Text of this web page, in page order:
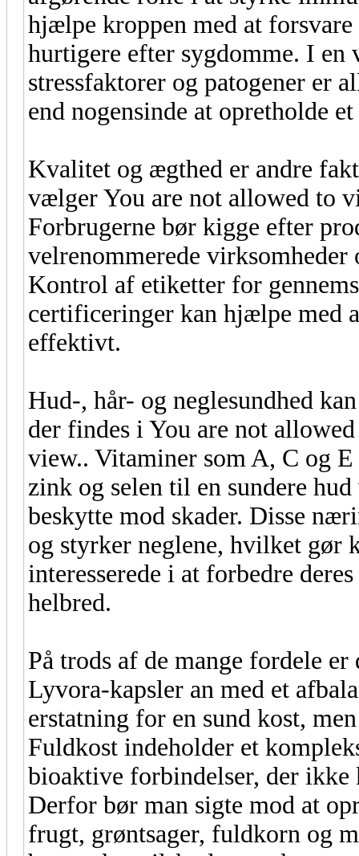
hjælpe kroppen med at
hurtigere efter sygdomme. I
stressfaktorer og patogener er
end nogensinde at opretholde
Kvalitet og ægthed er andre
vælger You are not allowed to
Forbrugerne bør kigge efter
velrenommerede
Kontrol af etiketter for
certificeringer kan hjælpe med
effektivt.
Hud-, hår- og neglesundhed
der findes i You are not
view.. Vitaminer som A, C og
zink og selen til en sundere
beskytte mod skader. Disse
og styrker neglene, hvilket gør
interesserede i at forbedre
helbred.
På trods af de mange fordele
Lyvora-kapsler an med et
erstatning for en sund kost,
Fuldkost indeholder et
bioaktive forbindelser, der ikke
Derfor bør man sigte mod at
frugt, grøntsager, fuldkorn og